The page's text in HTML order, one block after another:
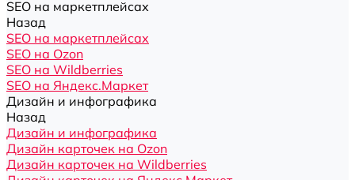
SEO на маркетплейсах
Назад
SEO на маркетплейсах
SEO на Ozon
SEO на Wildberries
SEO на Яндекс.Маркет
Дизайн и инфографика
Назад
Дизайн и инфографика
Дизайн карточек на Ozon
Дизайн карточек на Wildberries